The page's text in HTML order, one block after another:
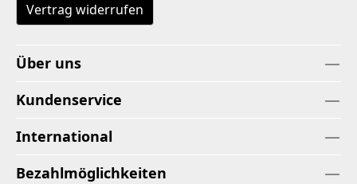
Vertrag widerrufen
Über uns
Kundenservice
International
Bezahlmöglichkeiten